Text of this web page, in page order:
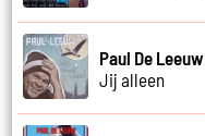
Paul De
Jij alleen